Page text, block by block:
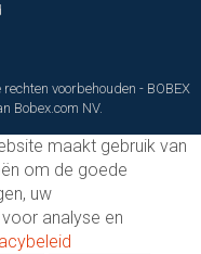
voorbehouden - BOBEX
Bobex.com NV.
maakt gebruik van
om de goede
uw
analyse en